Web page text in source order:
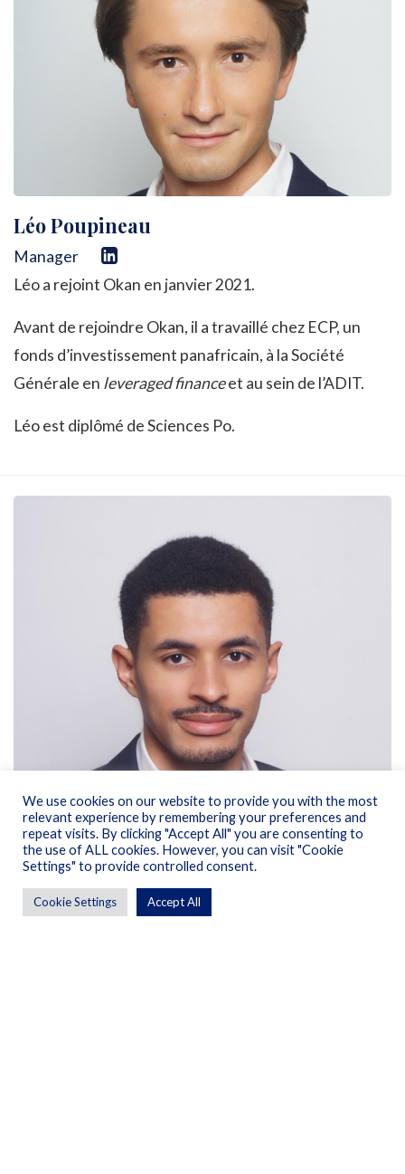
Léo Poupineau
Manager
Léo a rejoint Okan en janvier 2021.
Avant de rejoindre Okan, il a travaillé chez ECP, un
fonds d’investissement panafricain, à la Société
Générale en leveraged financeet au sein de l’ADIT.
Léo est diplômé de Sciences Po.
Louis Tengo
Louis a rejoint Okan en septembre 2021.
We use cookies on our website to provide you with the most
relevant experience by remembering your preferences and
repeat visits. By clicking "Accept All" you are consenting to
the use of ALL cookies. However, you can visit "Cookie
Settings" to provide controlled consent.
Cookie Settings Accept All